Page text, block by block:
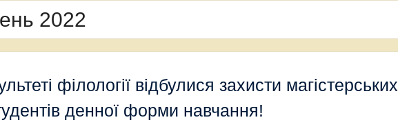
2022
філології відбулися захисти магістерських
денної форми навчання!